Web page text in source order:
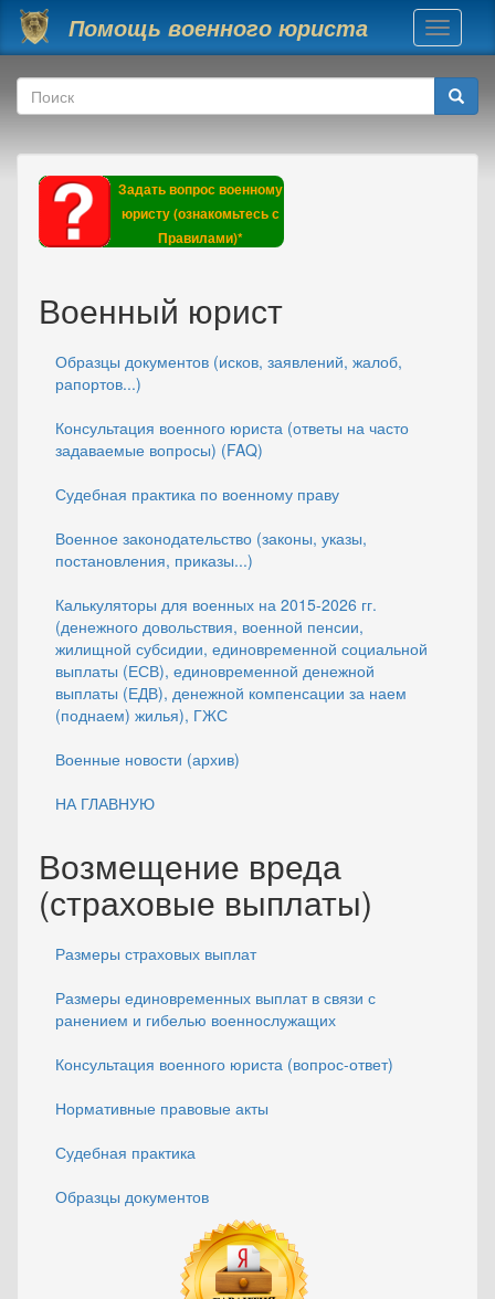
Перейти к основному содержанию
Помощь военного юриста
Toggle
Форма поиска
Поиск
Задать вопрос военному
юристу (ознакомьтесь с
Правилами)*
Военный юрист
Образцы документов (исков, заявлений, жалоб,
рапортов...)
Консультация военного юриста (ответы на часто
задаваемые вопросы) (FAQ)
Судебная практика по военному праву
Военное законодательство (законы, указы,
постановления, приказы...)
Калькуляторы для военных на 2015-2026 гг.
(денежного довольствия, военной пенсии,
жилищной субсидии, единовременной социальной
выплаты (ЕСВ), единовременной денежной
выплаты (ЕДВ), денежной компенсации за наем
(поднаем) жилья), ГЖС
Военные новости (архив)
НА ГЛАВНУЮ
Возмещение вреда
(страховые выплаты)
Размеры страховых выплат
Размеры единовременных выплат в связи с
ранением и гибелью военнослужащих
Консультация военного юриста (вопрос-ответ)
Нормативные правовые акты
Судебная практика
Образцы документов